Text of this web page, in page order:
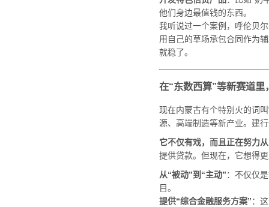
他们身边最值钱的东西。
我听说过一个案例，呼伦贝
用自己的草场承包合同作为
就稳了。
在“东数西算”等新赛道里
现在内蒙古有个特别火的词
源、高端制造等新产业。建
它不仅有戏，而且正在努力
提供贷款。但现在，它想得
从“被动”到“主动”：不仅仅
目。
提供“综合金融服务方案”：